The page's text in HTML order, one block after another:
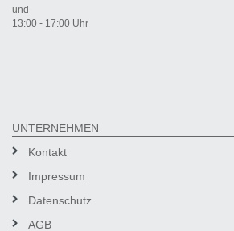
und
13:00 - 17:00 Uhr
UNTERNEHMEN
Kontakt
Impressum
Datenschutz
AGB